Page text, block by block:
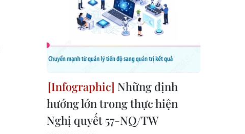
Những định
hướng lớn trong thực hiện
Nghị quyết 57-NQ/TW